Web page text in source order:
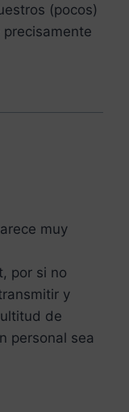
(pocos)
muy
por si no
y
de
personal sea